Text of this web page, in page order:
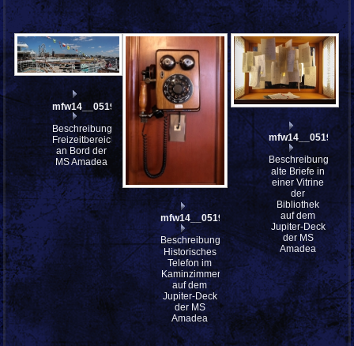
mfw14__051969st
Beschreibung:
Freizeitbereiche
an Bord der
MS Amadea
mfw14__051950
Beschreibung:
Historisches
Telefon im
Kaminzimmer
auf dem
Jupiter-Deck
der MS
Amadea
mfw14__051947
Beschreibung:
alte Briefe in
einer Vitrine
der
Bibliothek
auf dem
Jupiter-Deck
der MS
Amadea